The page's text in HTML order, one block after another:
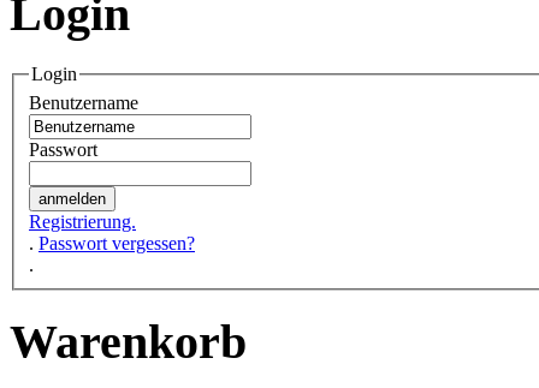
Login
Login
Benutzername
Passwort
Registrierung.
. Passwort vergessen?
.
Warenkorb